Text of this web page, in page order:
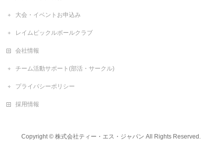
大会・イベントお申込み
レイムピックルボールクラブ
会社情報
チーム活動サポート(部活・サークル)
プライバシーポリシー
採用情報
Copyright © 株式会社ティー・エス・ジャパン All Rights Reserved.